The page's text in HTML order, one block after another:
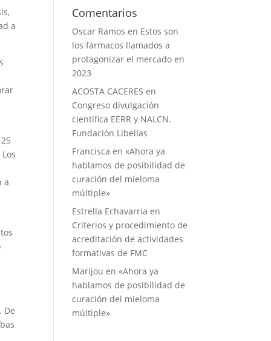
a
a
De
Comentarios
Oscar Ramos en Estos son
los fármacos llamados a
protagonizar el mercado en
2023
ACOSTA CACERES en
Congreso divulgación
científica EERR y NALCN.
Fundación Libellas
Francisca en«Ahora ya
hablamos de posibilidad de
curación del mieloma
múltiple»
Estrella Echavarria en
Criterios y procedimiento de
acreditación de actividades
formativas de FMC
Marijou en«Ahora ya
hablamos de posibilidad de
curación del mieloma
múltiple»